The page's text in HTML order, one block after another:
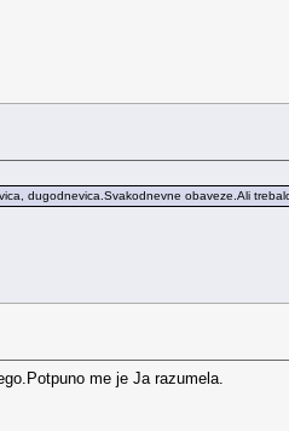
dugodnevica.Svakodnevne obaveze.Ali
me je Ja razumela.